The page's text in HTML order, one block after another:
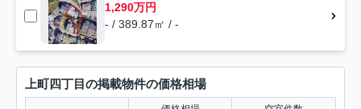
1,290万円
- / 389.87㎡ / -
上町四丁目の掲載物件の価格相場